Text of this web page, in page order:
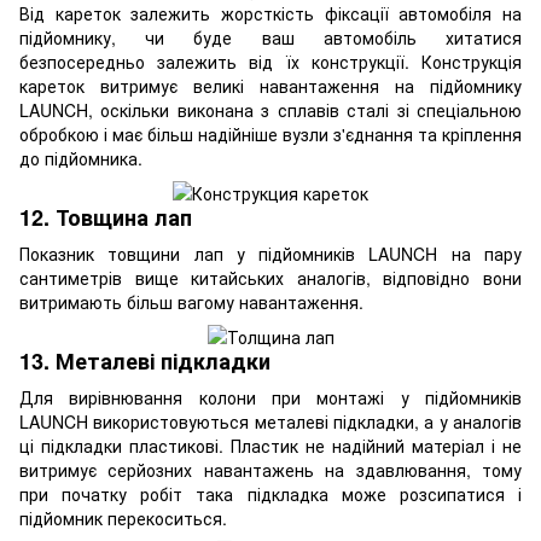
Від кареток залежить жорсткість фіксації автомобіля на
підйомнику, чи буде ваш автомобіль хитатися
безпосередньо залежить від їх конструкції. Конструкція
кареток витримує великі навантаження на підйомнику
LAUNCH, оскільки виконана з сплавів сталі зі спеціальною
обробкою і має більш надійніше вузли з'єднання та кріплення
до підйомника.
12. Товщина лап
Показник товщини лап у підйомників LAUNCH на пару
сантиметрів вище китайських аналогів, відповідно вони
витримають більш вагому навантаження.
13. Металеві підкладки
Для вирівнювання колони при монтажі у підйомників
LAUNCH використовуються металеві підкладки, а у аналогів
ці підкладки пластикові. Пластик не надійний матеріал і не
витримує серйозних навантажень на здавлювання, тому
при початку робіт така підкладка може розсипатися і
підйомник перекоситься.